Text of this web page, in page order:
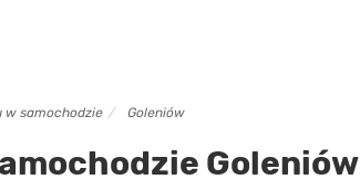
w samochodzie Goleniów
Goleniów